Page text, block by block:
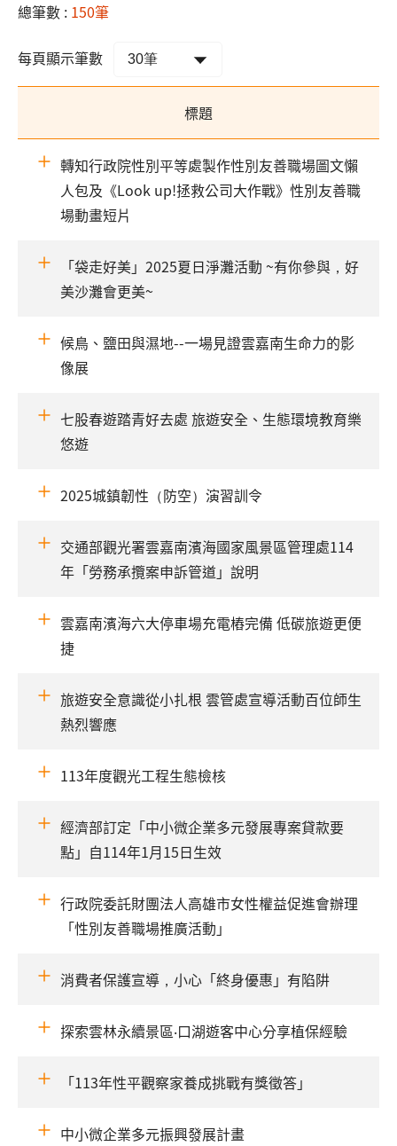
總筆數 : 150筆
每頁顯示筆數
標題
轉知行政院性別平等處製作性別友善職場圖文懶
人包及《Look up!拯救公司大作戰》性別友善職
場動畫短片
「袋走好美」2025夏日淨灘活動 ~有你參與，好
美沙灘會更美~
候鳥、鹽田與濕地--一場見證雲嘉南生命力的影
像展
七股春遊踏青好去處 旅遊安全、生態環境教育樂
悠遊
2025城鎮韌性（防空）演習訓令
交通部觀光署雲嘉南濱海國家風景區管理處114
年「勞務承攬案申訴管道」說明
雲嘉南濱海六大停車場充電樁完備 低碳旅遊更便
捷
旅遊安全意識從小扎根 雲管處宣導活動百位師生
熱烈響應
113年度觀光工程生態檢核
經濟部訂定「中小微企業多元發展專案貸款要
點」自114年1月15日生效
行政院委託財團法人高雄市女性權益促進會辦理
「性別友善職場推廣活動」
消費者保護宣導，小心「終身優惠」有陷阱
探索雲林永續景區‧口湖遊客中心分享植保經驗
「113年性平觀察家養成挑戰有獎徵答」
中小微企業多元振興發展計畫